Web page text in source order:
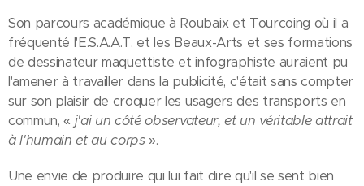
Son parcours académique à Roubaix et Tourcoing où il a
fréquenté l'E.S.A.A.T. et les Beaux-Arts et ses formations
de dessinateur maquettiste et infographiste auraient pu
l'amener à travailler dans la publicité, c'était sans compter
sur son plaisir de croquer les usagers des transports en
commun, « j'ai un côté observateur, et un véritable attrait
à l'humain et au corps».
Une envie de produire qui lui fait dire qu'il se sent bien